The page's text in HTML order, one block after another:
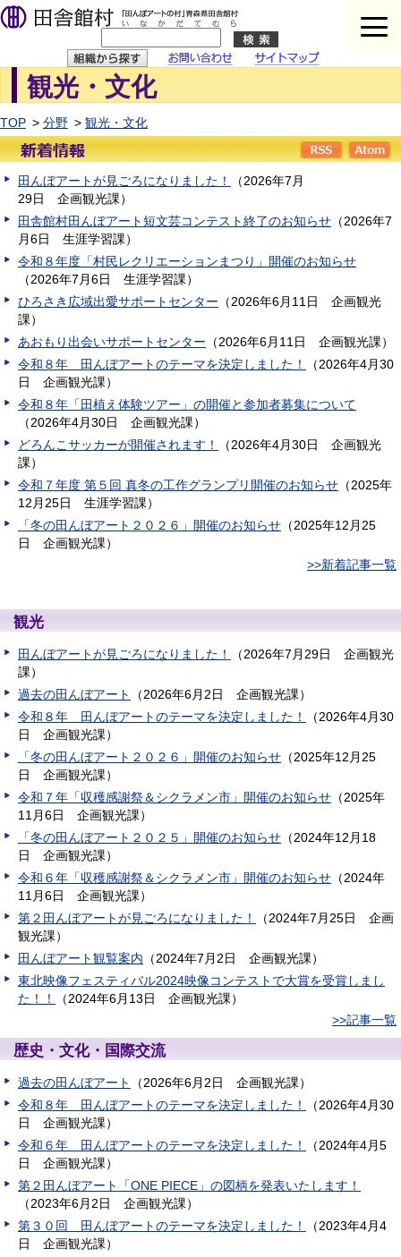
観光・文化
TOP 分野
観光・文化
RSS
田んぼアートが見ごろになりました！ （2026年7月
29日
企画観光課）
田舎館村田んぼアート短文芸コンテスト終了のお知らせ （2026年7
月6日
生涯学習課）
令和８年度「村民レクリエーションまつり」開催のお知らせ
（2026年7月6日 生涯学習課）
ひろさき広域出愛サポートセンター （2026年6月11日
企画観光
課）
あおもり出会いサポートセンター （2026年6月11日 企画観光課）
令和８年 田んぼアートのテーマを決定しました！
（2026年4月30
日
企画観光課）
令和８年「田植え体験ツアー」の開催と参加者募集について
（2026年4月30日 企画観光課）
どろんこサッカーが開催されます！
（2026年4月30日
企画観光
課）
令和７年度 第５回 真冬の工作グランプリ開催のお知らせ （2025年
12月25日
生涯学習課）
「冬の田んぼアート２０２６」開催のお知らせ （2025年12月25
日
企画観光課）
>>新着記事一覧
観光
田んぼアートが見ごろになりました！ （2026年7月29日
企画観光
課）
過去の田んぼアート
（2026年6月2日 企画観光課）
令和８年 田んぼアートのテーマを決定しました！
（2026年4月30
日
企画観光課）
「冬の田んぼアート２０２６」開催のお知らせ （2025年12月25
日
企画観光課）
令和７年「収穫感謝祭＆シクラメン市」開催のお知らせ （2025年
11月6日
企画観光課）
「冬の田んぼアート２０２５」開催のお知らせ （2024年12月18
日
企画観光課）
令和６年「収穫感謝祭＆シクラメン市」開催のお知らせ （2024年
11月6日
企画観光課）
第２田んぼアートが見ごろになりました！
（2024年7月25日
企画
観光課）
田んぼアート観覧案内 （2024年7月2日 企画観光課）
東北映像フェスティバル2024映像コンテストで大賞を受賞しまし
た！！
（2024年6月13日 企画観光課）
>>記事一覧
歴史・文化・国際交流
過去の田んぼアート （2026年6月2日 企画観光課）
令和８年 田んぼアートのテーマを決定しました！
（2026年4月30
日
企画観光課）
令和６年 田んぼアートのテーマを決定しました！
（2024年4月5
日
企画観光課）
第２田んぼアート「ONE PIECE」の図柄を発表いたします！
（2023年6月2日 企画観光課）
第３０回 田んぼアートのテーマを決定しました！
（2023年4月4
日
企画観光課）